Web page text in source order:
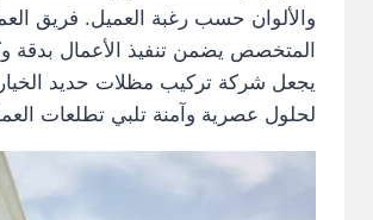
والألوان حسب رغبة العميل. فريق
المتخصص يضمن تنفيذ الأعمال بدقة
يجعل شركة تركيب مظلات حديد الخيار
لحلول عصرية وآمنة تلبي تطلعات